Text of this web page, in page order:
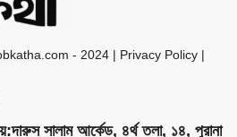
- 2024 | Privacy Policy |
সালাম আর্কেড, ৪র্থ তলা, ১৪, পুরানা